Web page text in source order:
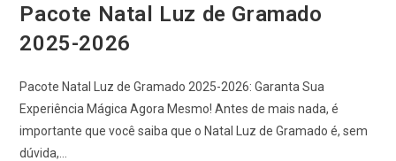
Pacote Natal Luz de Gramado
2025-2026
Pacote Natal Luz de Gramado 2025-2026: Garanta Sua
Experiência Mágica Agora Mesmo! Antes de mais nada, é
importante que você saiba que o Natal Luz de Gramado é, sem
dúvida,…